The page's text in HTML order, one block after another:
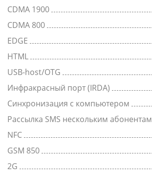
CDMA 1900
CDMA 800
EDGE
HTML
USB-host/OTG
Инфракрасный порт (IRDA)
Синхронизация с компьютером
Рассылка SMS нескольким абонентам
NFC
GSM 850
2G